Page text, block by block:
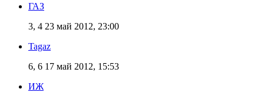
ГАЗ
3, 4 23 май 2012, 23:00
Tagaz
6, 6 17 май 2012, 15:53
ИЖ